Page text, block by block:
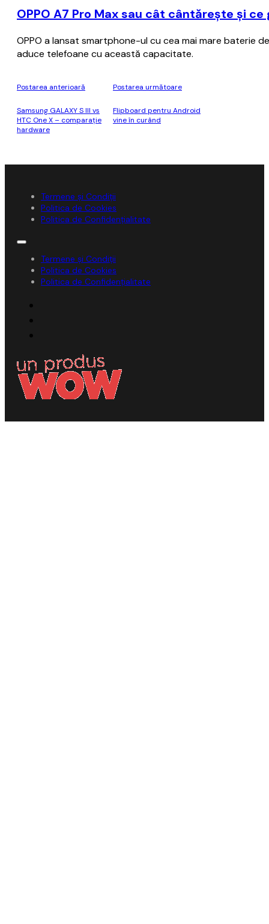
OPPO A7 Pro Max sau cât cântărește și
OPPO a lansat smartphone-ul cu cea mai mare baterie
aduce telefoane cu această capacitate.
Postarea anterioară
Samsung GALAXY S III vs
HTC One X – comparație
hardware
Postarea următoare
Flipboard pentru Android
vine în curând
Termene și Condiții
Politica de Cookies
Politica de Confidențialitate
Termene și Condiții
Politica de Cookies
Politica de Confidențialitate